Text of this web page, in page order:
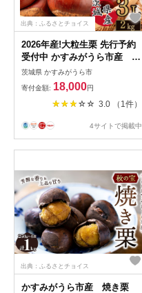
出典：ふるさとチョイス
2026年産!大粒生栗 先行予約
受付中 かすみがうら市産 生
栗 3Lサイズ 2kg_栗 くり 茨
城県 かすみがうら市 秋の味
覚 美味しい 人気 おすすめ 送
料無料【1437715】
茨城県 かすみがうら市
寄付金額: 18,000円
3.0 （1件）
4サイトで掲載中
出典：ふるさとチョイス
かすみがうら市産 焼き栗